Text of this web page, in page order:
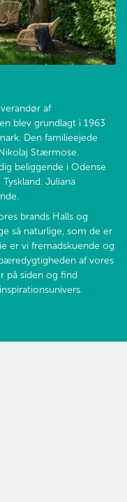
af
blev grundlagt i 1963
Den familieejede
Stærmose.
beliggende i Odense
Juliana
brands Halls og
så naturlige, som de er
er vi fremadskuende og
af vores
på siden og find